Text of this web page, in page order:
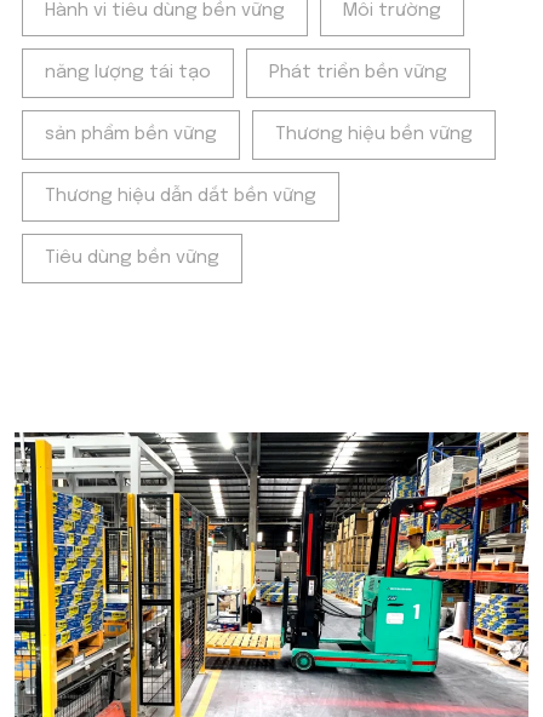
Hành vi tiêu dùng bền vững Môi trường
năng lượng tái tạo Phát triển bền vững
sản phẩm bền vững Thương hiệu bền vững
Thương hiệu dẫn dắt bền vững
Tiêu dùng bền vững